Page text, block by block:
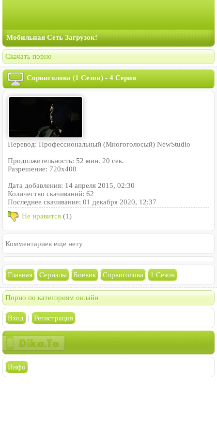
Мобильная Сеть Загрузок!
Скачать порно
Сорвиголова (1 Сезон) - 4 Серия
Перевод: Профессиональный (Многоголосый) NewStudio
Продолжительность: 52 мин. 20 сек.
Разрешение: 720x400
Дата добавления: 14 апреля 2015, 02:30
Количество скачиваний: 62
Последнее скачивание: 01 декабря 2020, 12:37
Не нравится (1)
Комментариев еще нету
Главная Сериалы Боевик Сорвиголова 1 Сезон
Порно по категориям онлайн
Вход | Регистрация
Инфо